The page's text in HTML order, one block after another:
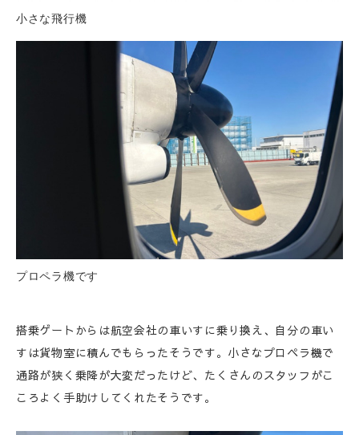
小さな飛行機
プロペラ機です
搭乗ゲートからは航空会社の車いすに乗り換え、自分の車い
すは貨物室に積んでもらったそうです。小さなプロペラ機で
通路が狭く乗降が大変だったけど、たくさんのスタッフがこ
ころよく手助けしてくれたそうです。